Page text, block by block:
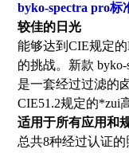
byko-spectra pro标
较佳的日光
能够达到CIE规定
的挑战。新款
是一套经过过滤的
CIE51.2规定的*zui
适用于所有应用和
总共8种经过认证